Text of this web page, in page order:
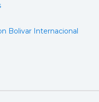
Bolivar Internacional